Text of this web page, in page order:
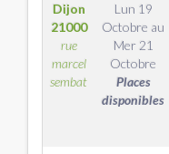
Dijon
21000
rue
marcel
sembat
Lun 19
Octobre au
Mer 21
Octobre
Places
disponibles